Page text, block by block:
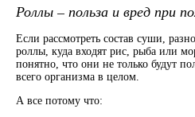
Роллы – польза и вред при
Если рассмотреть состав суши,
роллы, куда входят рис, рыба или
понятно, что они не только будут
всего организма в целом.
А все потому что: